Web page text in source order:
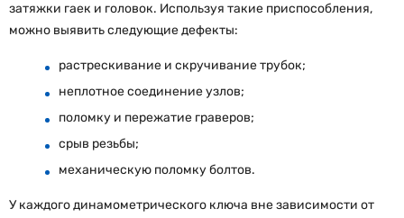
затяжки гаек и головок. Используя такие приспособления,
можно выявить следующие дефекты:
растрескивание и скручивание трубок;
неплотное соединение узлов;
поломку и пережатие граверов;
срыв резьбы;
механическую поломку болтов.
У каждого динамометрического ключа вне зависимости от